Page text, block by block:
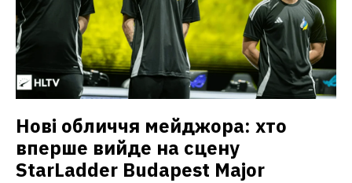
Нові обличчя мейджора: хто
вперше вийде на сцену
StarLadder Budapest Major